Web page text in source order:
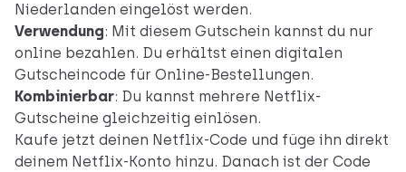
Niederlanden eingelöst werden.
Verwendung: Mit diesem Gutschein kannst du nur
online bezahlen. Du erhältst einen digitalen
Gutscheincode für Online-Bestellungen.
Kombinierbar: Du kannst mehrere Netflix-
Gutscheine gleichzeitig einlösen.
Kaufe jetzt deinen Netflix-Code und füge ihn direkt
deinem Netflix-Konto hinzu. Danach ist der Code